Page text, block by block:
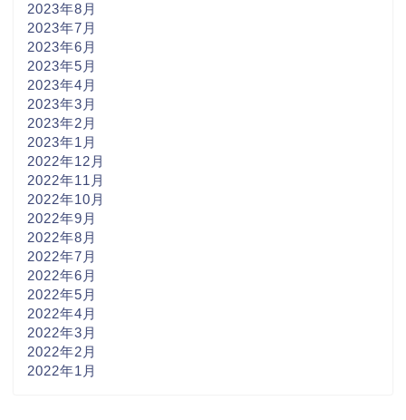
2023年8月
2023年7月
2023年6月
2023年5月
2023年4月
2023年3月
2023年2月
2023年1月
2022年12月
2022年11月
2022年10月
2022年9月
2022年8月
2022年7月
2022年6月
2022年5月
2022年4月
2022年3月
2022年2月
2022年1月